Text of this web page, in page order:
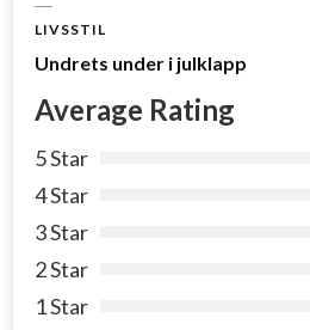
LIVSSTIL
Undrets under i julklapp
Average Rating
5 Star
4 Star
3 Star
2 Star
1 Star